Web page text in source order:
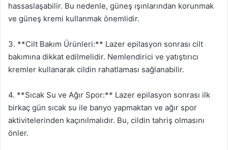
hassaslaşabilir. Bu nedenle, güneş ışınlarından korunmak
ve güneş kremi kullanmak önemlidir.
3. **Cilt Bakım Ürünleri:** Lazer epilasyon sonrası cilt
bakımına dikkat edilmelidir. Nemlendirici ve yatıştırıcı
kremler kullanarak cildin rahatlaması sağlanabilir.
4. **Sıcak Su ve Ağır Spor:** Lazer epilasyon sonrası ilk
birkaç gün sıcak su ile banyo yapmaktan ve ağır spor
aktivitelerinden kaçınılmalıdır. Bu, cildin tahriş olmasını
önler.